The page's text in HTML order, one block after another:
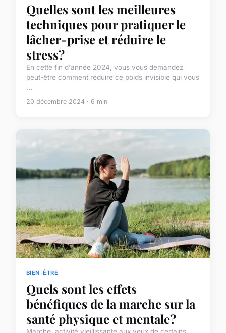
Quelles sont les meilleures
techniques pour pratiquer le
lâcher-prise et réduire le
stress?
En cette fin d'année 2024, vous vous demandez
peut-être comment réduire ce poids invisible qui vous
...
20 décembre 2024 · 6 min
BIEN-ÊTRE
Quels sont les effets
bénéfiques de la marche sur la
santé physique et mentale?